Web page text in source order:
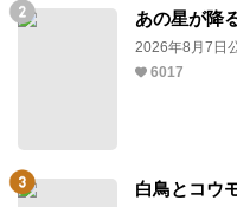
あの星が降
2026年8月7日
6017
白鳥とコウ